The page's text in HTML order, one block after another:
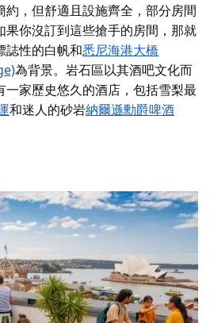
約，但舒適且設施齊全，部分房間
果你沒訂到這些搶手的房間，那就
誌性的白帆和悉尼海港大橋
為背景。岩石區以其酒吧文化而
一家歷史悠久的酒店，包括雪梨最
和迷人的砂岩納爾遜勳爵啤酒